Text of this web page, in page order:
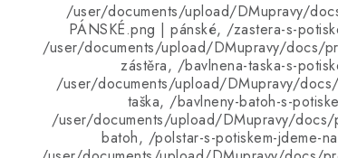
/user/documents/upload/DMupravy/
PÁNSKÉ.png | pánské, /zastera-s-
/user/documents/upload/DMupravy/docs/
zástěra, /bavlnena-taska-s-
/user/documents/upload/DMupravy/
taška, /bavlneny-batoh-s-
/user/documents/upload/DMupravy/
batoh, /polstar-s-potiskem-jdeme-